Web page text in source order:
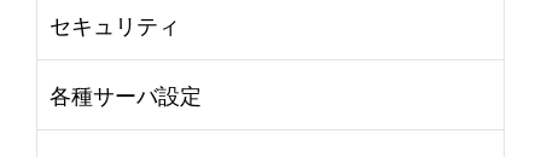
セキュリティ
各種サーバ設定